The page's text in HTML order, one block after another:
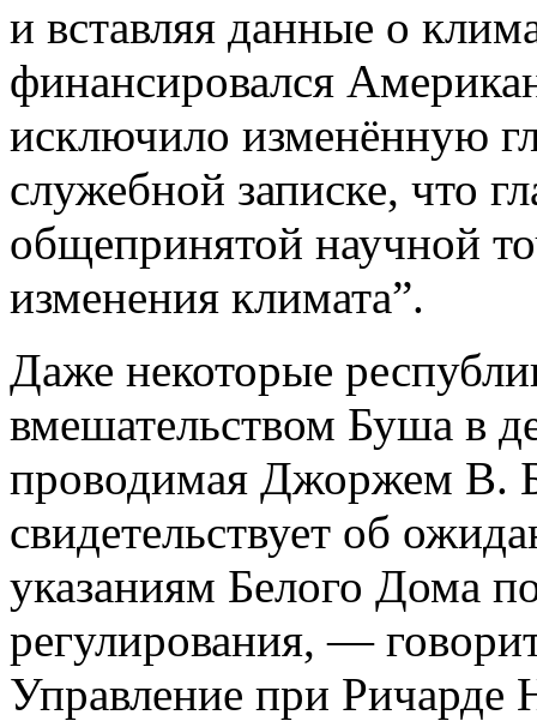
и вставляя данные о
финансировался
исключило изменённую
служебной записке, что
общепринятой научной
изменения климата”.
Даже некоторые
вмешательством Буша в
проводимая Джоржем В.
свидетельствует об
указаниям Белого Дома
регулирования, —
Управление при